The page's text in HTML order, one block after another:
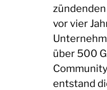
vor vier
über 500
entstand